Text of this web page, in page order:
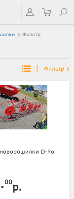
Фильтр
| Фильтр
D-Pol
00р.